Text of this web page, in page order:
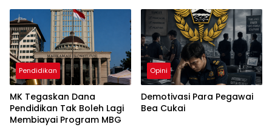
Pendidikan
MK Tegaskan Dana
Pendidikan Tak Boleh Lagi
Membiayai Program MBG
Opini
Demotivasi Para Pegawai
Bea Cukai